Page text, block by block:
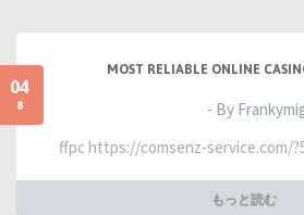
04
8
MOST RELIABLE ONLINE
- By
ffpc https://comsenz-service.com/
もっと読む